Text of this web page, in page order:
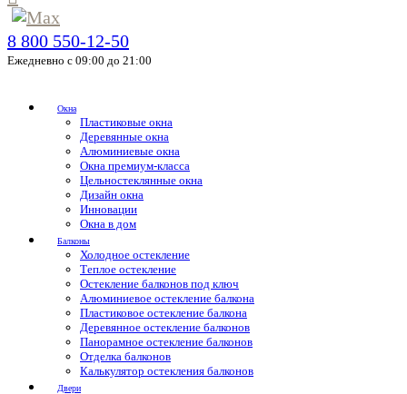
8 800 550-12-50
Ежедневно с 09:00 до 21:00
Окна
Пластиковые окна
Деревянные окна
Алюминиевые окна
Окна премиум-класса
Цельностеклянные окна
Дизайн окна
Инновации
Окна в дом
Балконы
Холодное остекление
Теплое остекление
Остекление балконов под ключ
Алюминиевое остекление балкона
Пластиковое остекление балкона
Деревянное остекление балконов
Панорамное остекление балконов
Отделка балконов
Калькулятор остекления балконов
Двери